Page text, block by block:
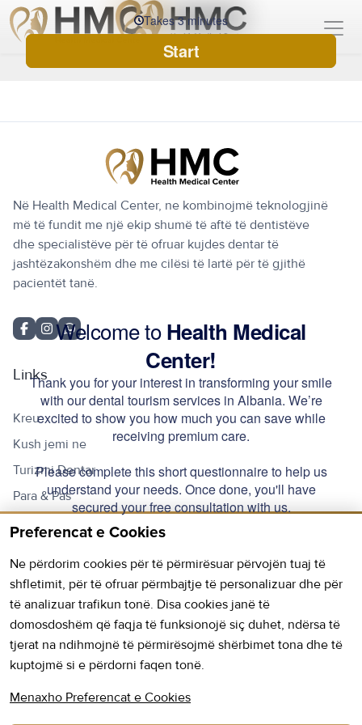
Në Health Medical Center, ne kombinojmë teknologjinë
më të fundit me një ekip shumë të aftë të dentistëve
dhe specialistëve për të ofruar kujdes dentar të
jashtëzakonshëm dhe me cilësi të lartë për të gjithë
pacientët tanë.
Links
Kreu
Kush jemi ne
Turizmi Dentar
Para & Pas
Na Kontaktoni
Hapur: E hënë - E premte: 9AM - 18PM
E shtunë: 9AM - 13PM
Telefoni: +355 69 20 96 720
E-mail:info@hmc.com.al
Preferencat e Cookies
Ne përdorim cookies për të përmirësuar përvojën tuaj të
shfletimit, për të ofruar përmbajtje të personalizuar dhe për
të analizuar trafikun tonë. Disa cookies janë të
domosdoshëm që faqja të funksionojë siç duhet, ndërsa të
tjerat na ndihmojnë të përmirësojmë shërbimet tona dhe të
kuptojmë si e përdorni faqen tonë.
Menaxho Preferencat e Cookies